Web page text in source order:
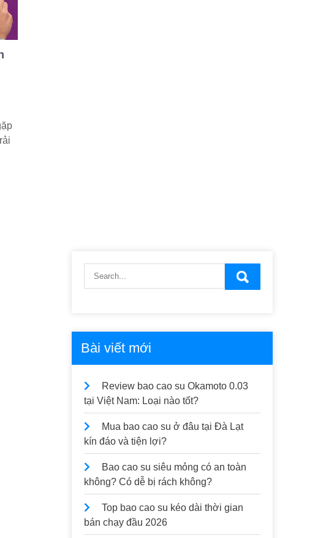
Bài viết mới
Review bao cao su Okamoto 0.03
tại Việt Nam: Loại nào tốt?
Mua bao cao su ở đâu tại Đà Lạt
kín đáo và tiện lợi?
Bao cao su siêu mỏng có an toàn
không? Có dễ bị rách không?
Top bao cao su kéo dài thời gian
bán chạy đầu 2026